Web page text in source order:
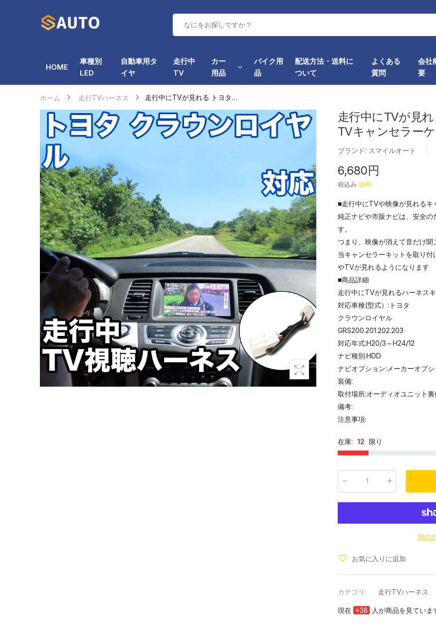
HOME
車種別
LED
自動車用タ
イヤ
走行中
TV
カー
用品
バイク用
品
配送方法・送料に
ついて
よくある
質問
会社
要
ホーム 走行TVハーネス 走行中にTVが見れる トヨタ クラウンロイヤル 対応...
走行中にTVが見
TVキャンセラー
ブランド: スマイルオート
6,680円
税込み 送料
■走行中にTVや映像が見れるキ
純正ナビや市販ナビは、安全
す。
つまり、映像が消えて音だけ
当キャンセラーキットを取り
やTVが見れるようになります
■商品詳細
走行中にTVが見れるハーネ
対応車種(型式）:トヨタ
クラウンロイヤル
GRS200.201.202.203
対応年式:H20/3～H24/12
ナビ種別:HDD
ナビオプション:メーカーオプ
装備:
取付場所:オーディオユニット裏
備考:
注意事項:
在庫: 12 限り
別の
お気に入りに追加
カテゴリ: 走行TVハーネス
現在 +40 人が商品を見ていま